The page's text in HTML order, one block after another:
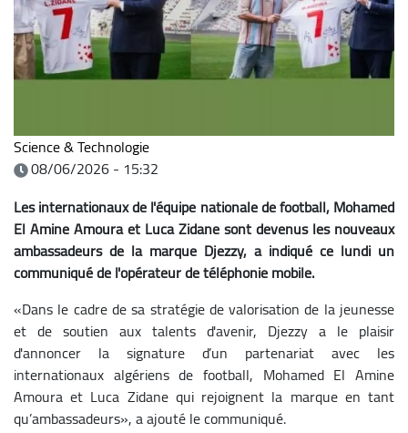
Science & Technologie
08/06/2026 - 15:32
Les internationaux de l'équipe nationale de football, Mohamed
El Amine Amoura et Luca Zidane sont devenus les nouveaux
ambassadeurs de la marque Djezzy, a indiqué ce lundi un
communiqué de l'opérateur de téléphonie mobile.
«Dans le cadre de sa stratégie de valorisation de la jeunesse
et de soutien aux talents d'avenir, Djezzy a le plaisir
d'annoncer la signature d’un partenariat avec les
internationaux algériens de football, Mohamed El Amine
Amoura et Luca Zidane qui rejoignent la marque en tant
qu’ambassadeurs», a ajouté le communiqué.